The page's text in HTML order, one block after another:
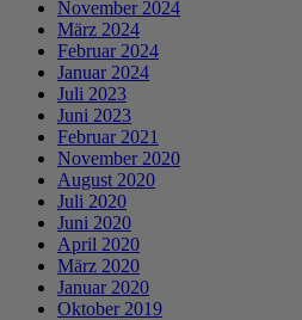
November 2024
März 2024
Februar 2024
Januar 2024
Juli 2023
Juni 2023
Februar 2021
November 2020
August 2020
Juli 2020
Juni 2020
April 2020
März 2020
Januar 2020
Oktober 2019